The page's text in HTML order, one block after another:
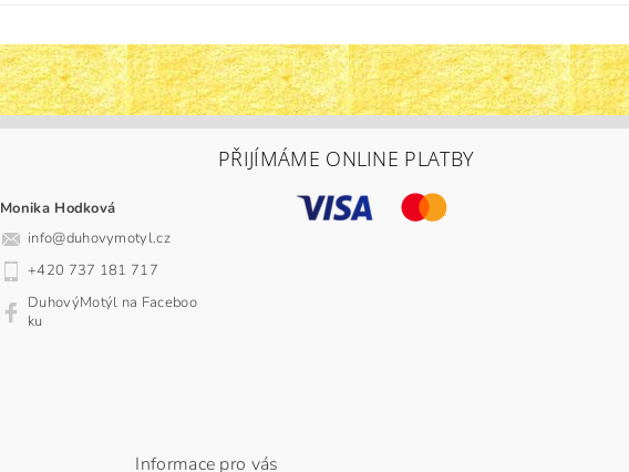
Monika Hodková
info@duhovymotyl.cz
+420 737 181 717
DuhovýMotýl na Faceboo
ku
PŘIJÍMÁME ONLINE PLATBY
Informace pro vás